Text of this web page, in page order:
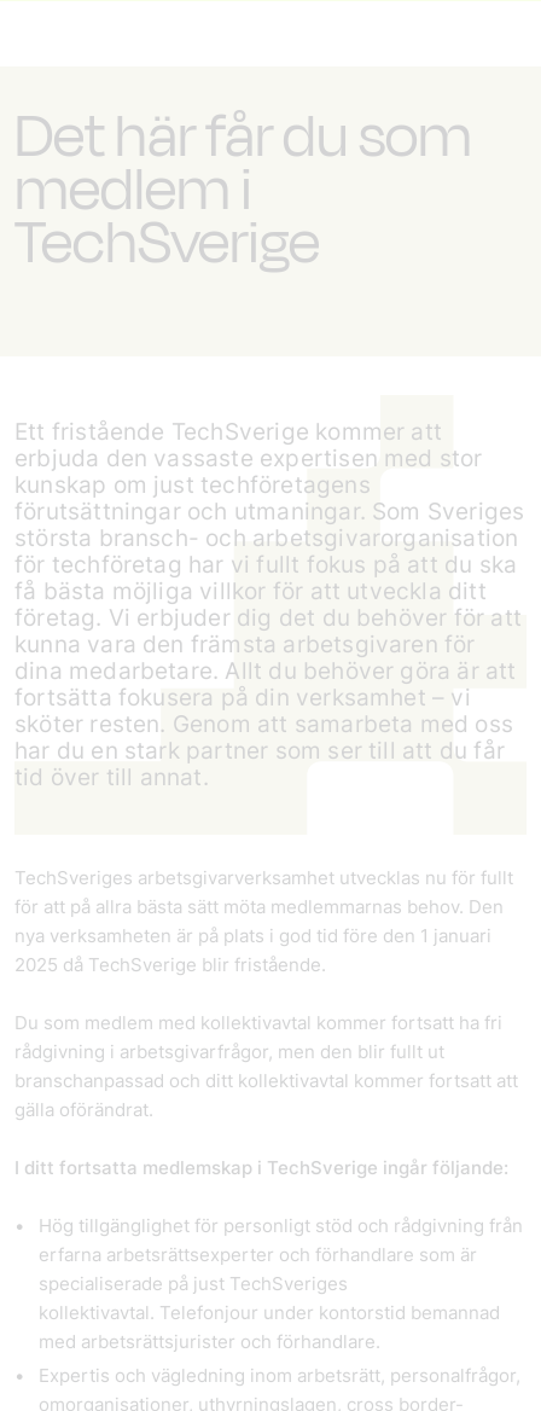
Det här får du som
medlem i
TechSverige
Ett fristående TechSverige kommer att
erbjuda den vassaste expertisen med stor
kunskap om just techföretagens
förutsättningar och utmaningar. Som Sveriges
största bransch- och arbetsgivarorganisation
för techföretag har vi fullt fokus på att du ska
få bästa möjliga villkor för att utveckla ditt
företag. Vi erbjuder dig det du behöver för att
kunna vara den främsta arbetsgivaren för
dina medarbetare. Allt du behöver göra är att
fortsätta fokusera på din verksamhet – vi
sköter resten. Genom att samarbeta med oss
har du en stark partner som ser till att du får
tid över till annat.
TechSveriges arbetsgivarverksamhet utvecklas nu för fullt
för att på allra bästa sätt möta medlemmarnas behov. Den
nya verksamheten är på plats i god tid före den 1 januari
2025 då TechSverige blir fristående.
Du som medlem med kollektivavtal kommer fortsatt ha fri
rådgivning i arbetsgivarfrågor, men den blir fullt ut
branschanpassad och ditt kollektivavtal kommer fortsatt att
gälla oförändrat.
I ditt fortsatta medlemskap i TechSverige ingår följande:
Hög tillgänglighet för personligt stöd och rådgivning från
erfarna arbetsrättsexperter och förhandlare som är
specialiserade på just TechSveriges
kollektivavtal. Telefonjour under kontorstid bemannad
med arbetsrättsjurister och förhandlare.
Expertis och vägledning inom arbetsrätt, personalfrågor,
omorganisationer, uthyrningslagen, cross border-